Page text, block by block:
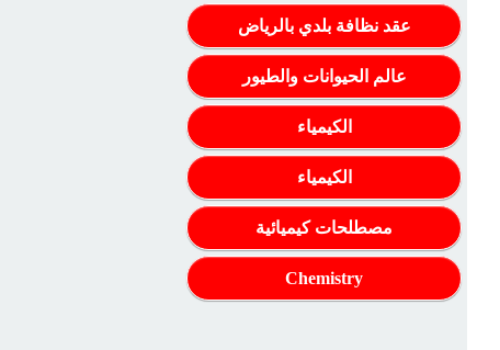
عقد نظافة بلدي بالرياض
عالم الحيوانات والطيور
الكيمياء
الكيمياء
مصطلحات كيميائية
Chemistry